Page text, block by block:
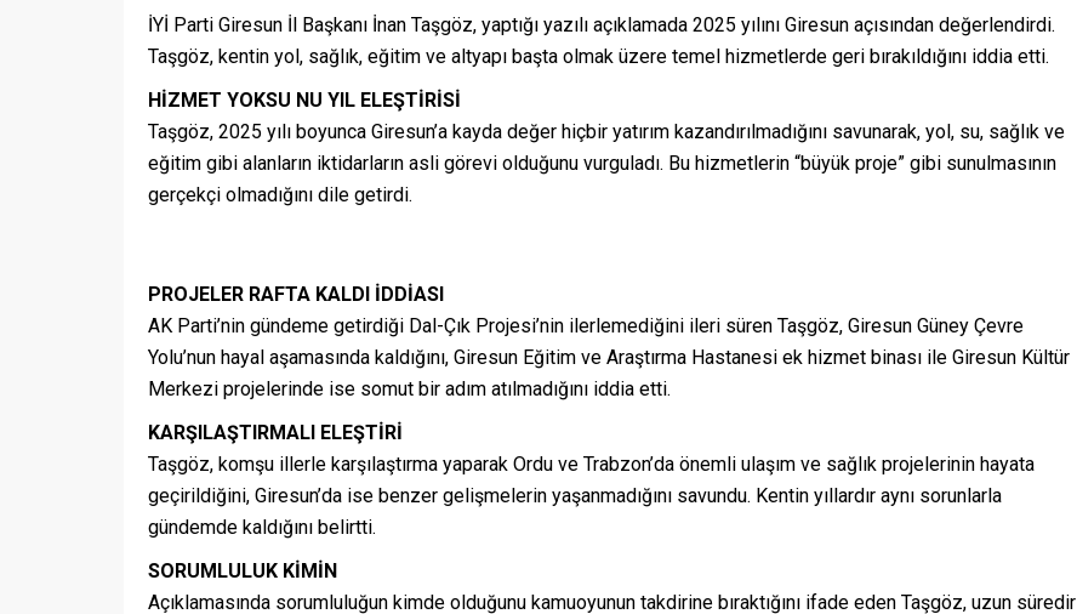
İYİ Parti Giresun İl Başkanı İnan Taşgöz, yaptığı yazılı açıklamada 2025 yılını Giresun açısından değerlendirdi.
Taşgöz, kentin yol, sağlık, eğitim ve altyapı başta olmak üzere temel hizmetlerde geri bırakıldığını iddia etti.
HİZMET YOKSU NU YIL ELEŞTİRİSİ
Taşgöz, 2025 yılı boyunca Giresun’a kayda değer hiçbir yatırım kazandırılmadığını savunarak, yol, su, sağlık ve
eğitim gibi alanların iktidarların asli görevi olduğunu vurguladı. Bu hizmetlerin “büyük proje” gibi sunulmasının
gerçekçi olmadığını dile getirdi.
PROJELER RAFTA KALDI İDDİASI
AK Parti’nin gündeme getirdiği Dal-Çık Projesi’nin ilerlemediğini ileri süren Taşgöz, Giresun Güney Çevre
Yolu’nun hayal aşamasında kaldığını, Giresun Eğitim ve Araştırma Hastanesi ek hizmet binası ile Giresun Kültür
Merkezi projelerinde ise somut bir adım atılmadığını iddia etti.
KARŞILAŞTIRMALI ELEŞTİRİ
Taşgöz, komşu illerle karşılaştırma yaparak Ordu ve Trabzon’da önemli ulaşım ve sağlık projelerinin hayata
geçirildiğini, Giresun’da ise benzer gelişmelerin yaşanmadığını savundu. Kentin yıllardır aynı sorunlarla
gündemde kaldığını belirtti.
SORUMLULUK KİMİN
Açıklamasında sorumluluğun kimde olduğunu kamuoyunun takdirine bıraktığını ifade eden Taşgöz, uzun süredir